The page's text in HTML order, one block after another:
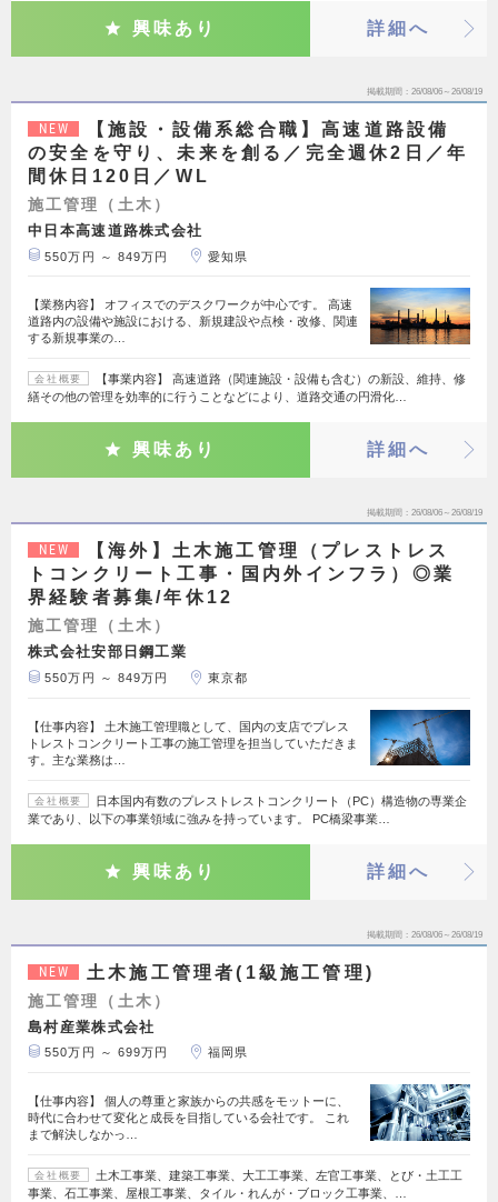
興味あり 詳細へ
掲載期間 26/08/06～26/08/19
NEW
【施設・設備系総合職】高速道路設備
の安全を守り、未来を創る／完全週休2日／年
間休日120日／WL
施工管理（土木）
中日本高速道路株式会社
550万円 ～ 849万円 愛知県
【業務内容】 オフィスでのデスクワークが中心です。 高速
道路内の設備や施設における、新規建設や点検・改修、関連
する新規事業の…
会社概要
【事業内容】 高速道路（関連施設・設備も含む）の新設、維持、修
繕その他の管理を効率的に行うことなどにより、道路交通の円滑化…
興味あり 詳細へ
掲載期間 26/08/06～26/08/19
NEW
【海外】土木施工管理（プレストレス
トコンクリート工事・国内外インフラ）◎業
界経験者募集/年休12
施工管理（土木）
株式会社安部日鋼工業
550万円 ～ 849万円 東京都
【仕事内容】 土木施工管理職として、国内の支店でプレス
トレストコンクリート工事の施工管理を担当していただきま
す。主な業務は…
会社概要
日本国内有数のプレストレストコンクリート（PC）構造物の専業企
業であり、以下の事業領域に強みを持っています。 PC橋梁事業…
興味あり 詳細へ
掲載期間 26/08/06～26/08/19
NEW 土木施工管理者(1級施工管理)
施工管理（土木）
島村産業株式会社
550万円 ～ 699万円 福岡県
【仕事内容】 個人の尊重と家族からの共感をモットーに、
時代に合わせて変化と成長を目指している会社です。 これ
まで解決しなかっ…
会社概要
土木工事業、建築工事業、大工工事業、左官工事業、とび・土工工
事業、石工事業、屋根工事業、タイル・れんが・ブロック工事業、…